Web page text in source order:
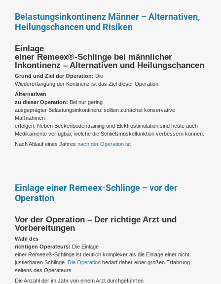
Belastungsinkontinenz Männer – Alternativen,
Heilungschancen und Risiken
Einlage
einer Remeex®-Schlinge bei männlicher
Inkontinenz – Alternativen und Heilungschancen
Grund und Ziel der Operation: Die
Wiedererlangung der Kontinenz ist das Ziel dieser Operation.
Alternativen
zu dieser Operation: Bei nur gering
ausgeprägter Belastungsinkontinenz sollten zunächst konservative
Maßnahmen
erfolgen. Neben Beckenbodentraining und Elektrostimulation sind heute auch
Medikamente verfügbar, welche die Schließmuskelfunktion verbessern können.
Nach Ablauf eines Jahres nach der Operation ist
Einlage einer Remeex-Schlinge – vor der
Operation
Vor der Operation – Der richtige Arzt und
Vorbereitungen
Wahl des
richtigen Operateurs: Die Einlage
einer Remeex®-Schlinge ist deutlich komplexer als die Einlage einer nicht
justierbaren Schlinge. Die Operation bedarf daher einer großen Erfahrung
seitens des Operateurs.
Die Anzahl der im Jahr von einem Arzt durchgeführten